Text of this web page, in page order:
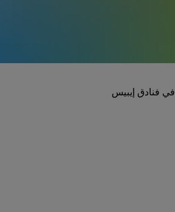
في فنادق إيبيس